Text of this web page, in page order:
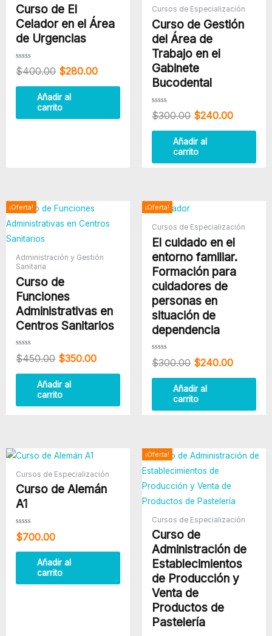
Curso de El
Celador en el Área
de Urgencias
Valorado
con
de
$400.00
$400.00.
$280.00
Añadir al
carrito
Cursos de Especialización
Curso de Gestión
del Área de
Trabajo en el
Gabinete
Bucodental
Valorado
con
de
$300.00
$300.00.
$240.00
Añadir al
carrito
¡Oferta!
Administración y Gestión
Sanitaria
Curso de
Funciones
Administrativas en
Centros Sanitarios
Valorado
con
de
$450.00
El
precio
original
$450.00.
$350.00
actual
$350.00.
Añadir al
carrito
¡Oferta!
Cursos de Especialización
El cuidado en el
entorno familiar.
Formación para
cuidadores de
personas en
situación de
dependencia
Valorado
con
de
$300.00
original
era:
$300.00.
$240.00
actual
Añadir al
carrito
Cursos de Especialización
Curso de Alemán
A1
Valorado
con
de
$700.00
Añadir al
carrito
¡Oferta!
Cursos de Especialización
Curso de
Administración de
Establecimientos
de Producción y
Venta de
Productos de
Pastelería
El
precio
original
era:
$400.00.
El